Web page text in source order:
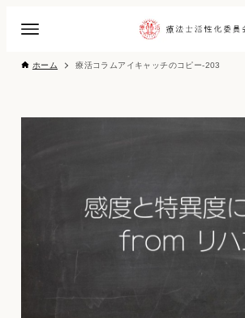
ホーム 療活コラムアイキャッチのコピー-203